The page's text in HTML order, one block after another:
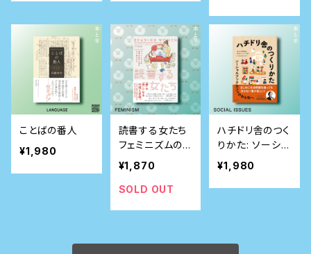
ことばの番人
¥1,980
読書する女たち
フェミニズムの
名著は私の人生
をどう変えたか
¥1,870
SOLD OUT
ハチドリ舎のつく
りかた: ソーシャ
ルブックカフェの
ある街へ
¥1,980